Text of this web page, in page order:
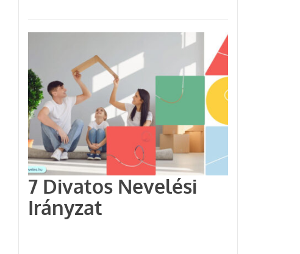
7 Divatos Nevelési
Irányzat